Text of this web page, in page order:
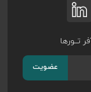
تــورها
عضویت